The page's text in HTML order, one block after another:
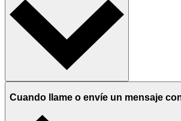
Cuando llame o envíe un mensaje